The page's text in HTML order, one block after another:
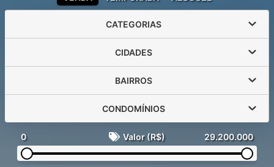
CATEGORIAS
CIDADES
BAIRROS
CONDOMÍNIOS
0 Valor (R$) 29.200.000